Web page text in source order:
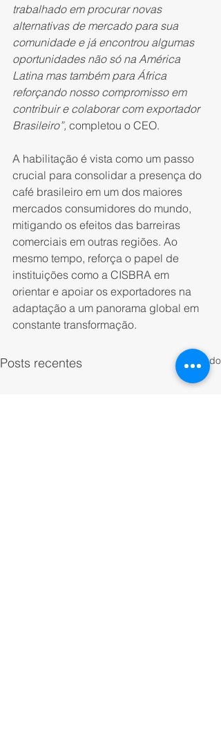
trabalhado em procurar novas
alternativas de mercado para sua
comunidade e já encontrou algumas
oportunidades não só na América
Latina mas também para África
reforçando nosso compromisso em
contribuir e colaborar com exportador
Brasileiro”, completou o CEO.
A habilitação é vista como um passo
crucial para consolidar a presença do
café brasileiro em um dos maiores
mercados consumidores do mundo,
mitigando os efeitos das barreiras
comerciais em outras regiões. Ao
mesmo tempo, reforça o papel de
instituições como a CISBRA em
orientar e apoiar os exportadores na
adaptação a um panorama global em
constante transformação.
Posts recentes Ver tudo